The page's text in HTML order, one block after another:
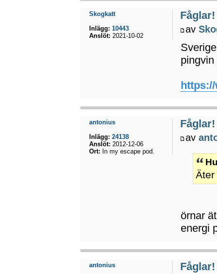
Fåglar!
av
pingvin
Skogkatt
Inlägg: 10443
Anslöt: 2021-10-02
Fåglar!
av
örnar
energi
antonius
Inlägg: 24138
Anslöt: 2012-12-06
Ort: In my escape pod.
Fåglar!
antonius